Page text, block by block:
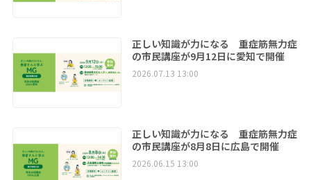
正しい知識が力になる 重症筋無力症
の市民講座が9月12日に愛知で開催
2026.07.13 13:00
正しい知識が力になる 重症筋無力症
の市民講座が8月8日に広島で開催
2026.06.15 13:00